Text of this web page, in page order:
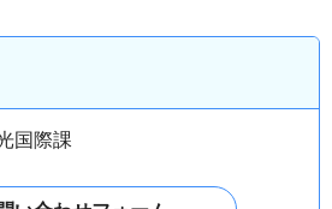
国際課